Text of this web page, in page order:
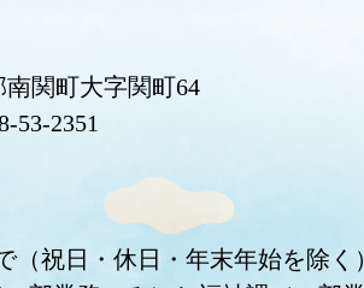
南関町大字関町64
53-2351
（祝日・休日・年末年始を除く）